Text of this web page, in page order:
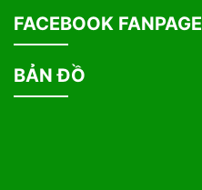
FACEBOOK FANPAGE
BẢN ĐỒ